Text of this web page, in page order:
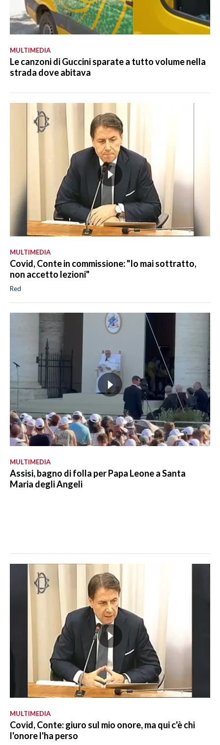
MULTIMEDIA
Le canzoni di Guccini sparate a tutto volume nella
strada dove abitava
MULTIMEDIA
Covid, Conte in commissione: "Io mai sottratto,
non accetto lezioni"
Red
MULTIMEDIA
Assisi, bagno di folla per Papa Leone a Santa
Maria degli Angeli
MULTIMEDIA
Covid, Conte: giuro sul mio onore, ma qui c'è chi
l'onore l'ha perso